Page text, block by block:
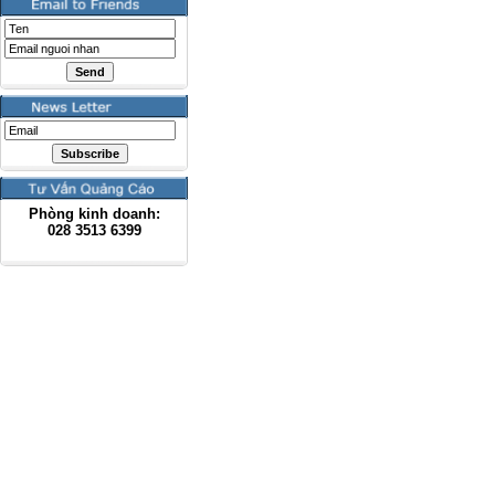
Phòng kinh doanh:
028 3513 6399